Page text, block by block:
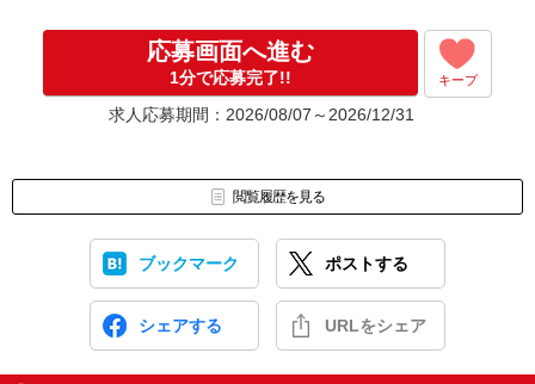
応募画面へ進む
1分で応募完了!! キープ
求人応募期間：2026/08/07～2026/12/31
閲覧履歴を見る
ブックマーク ポストする
シェアする URLをシェア